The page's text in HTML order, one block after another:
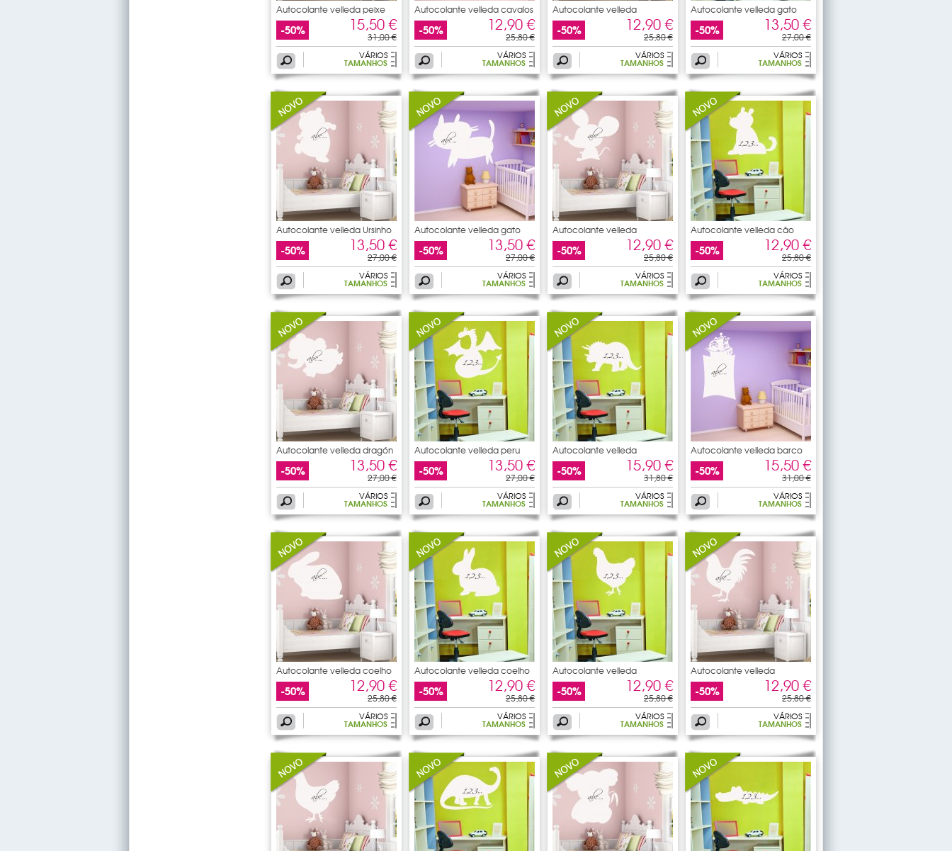
Autocolante velleda peixe
-50% 15,50 €
31,00 €
VÁRIOS
TAMANHOS
Autocolante velleda cavalos
-50% 12,90 €
25,80 €
VÁRIOS
TAMANHOS
Autocolante velleda
tartaruga
-50% 12,90 €
25,80 €
VÁRIOS
TAMANHOS
Autocolante velleda gato
-50% 13,50 €
27,00 €
VÁRIOS
TAMANHOS
Autocolante velleda Ursinho
-50% 13,50 €
27,00 €
VÁRIOS
TAMANHOS
Autocolante velleda gato
-50% 13,50 €
27,00 €
VÁRIOS
TAMANHOS
Autocolante velleda
macacos
-50% 12,90 €
25,80 €
VÁRIOS
TAMANHOS
Autocolante velleda cão
-50% 12,90 €
25,80 €
VÁRIOS
TAMANHOS
Autocolante velleda dragón
-50% 13,50 €
27,00 €
VÁRIOS
TAMANHOS
Autocolante velleda peru
-50% 13,50 €
27,00 €
VÁRIOS
TAMANHOS
Autocolante velleda
-50% 15,90 €
31,80 €
VÁRIOS
TAMANHOS
Autocolante velleda barco
-50% 15,50 €
31,00 €
VÁRIOS
TAMANHOS
Autocolante velleda coelho
-50% 12,90 €
25,80 €
VÁRIOS
TAMANHOS
Autocolante velleda coelho
-50% 12,90 €
25,80 €
VÁRIOS
TAMANHOS
Autocolante velleda
coração
-50% 12,90 €
25,80 €
VÁRIOS
TAMANHOS
Autocolante velleda
coração
-50% 12,90 €
25,80 €
VÁRIOS
TAMANHOS